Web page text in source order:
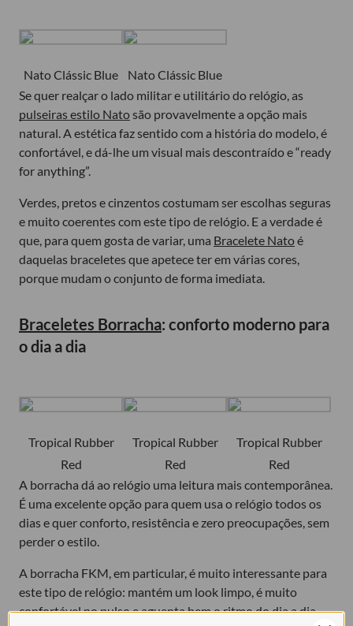
Nato Clássic Blue
Nato Clássic Blue
Se quer realçar o lado militar e utilitário do relógio, as
pulseiras estilo Natosão provavelmente a opção mais
natural. A estética faz sentido com a história do modelo, é
confortável, e dá-lhe um visual mais descontraído e “ready
for anything”.
Verdes, pretos e cinzentos costumam ser escolhas seguras
e muito coerentes com este tipo de relógio. E a verdade é
que, para quem gosta de variar, uma Bracelete Natoé
daquelas braceletes que apetece ter em várias cores,
porque mudam o conjunto de forma imediata.
Braceletes Borracha: conforto moderno para
o dia a dia
Tropical Rubber
Red
Tropical Rubber
Red
Tropical Rubber
Red
A borracha dá ao relógio uma leitura mais contemporânea.
É uma excelente opção para quem usa o relógio todos os
dias e quer conforto, resistência e zero preocupações, sem
perder o estilo.
A borracha FKM, em particular, é muito interessante para
este tipo de relógio: mantém um look limpo, é muito
confortável no pulso e aguenta bem o ritmo do dia a dia.